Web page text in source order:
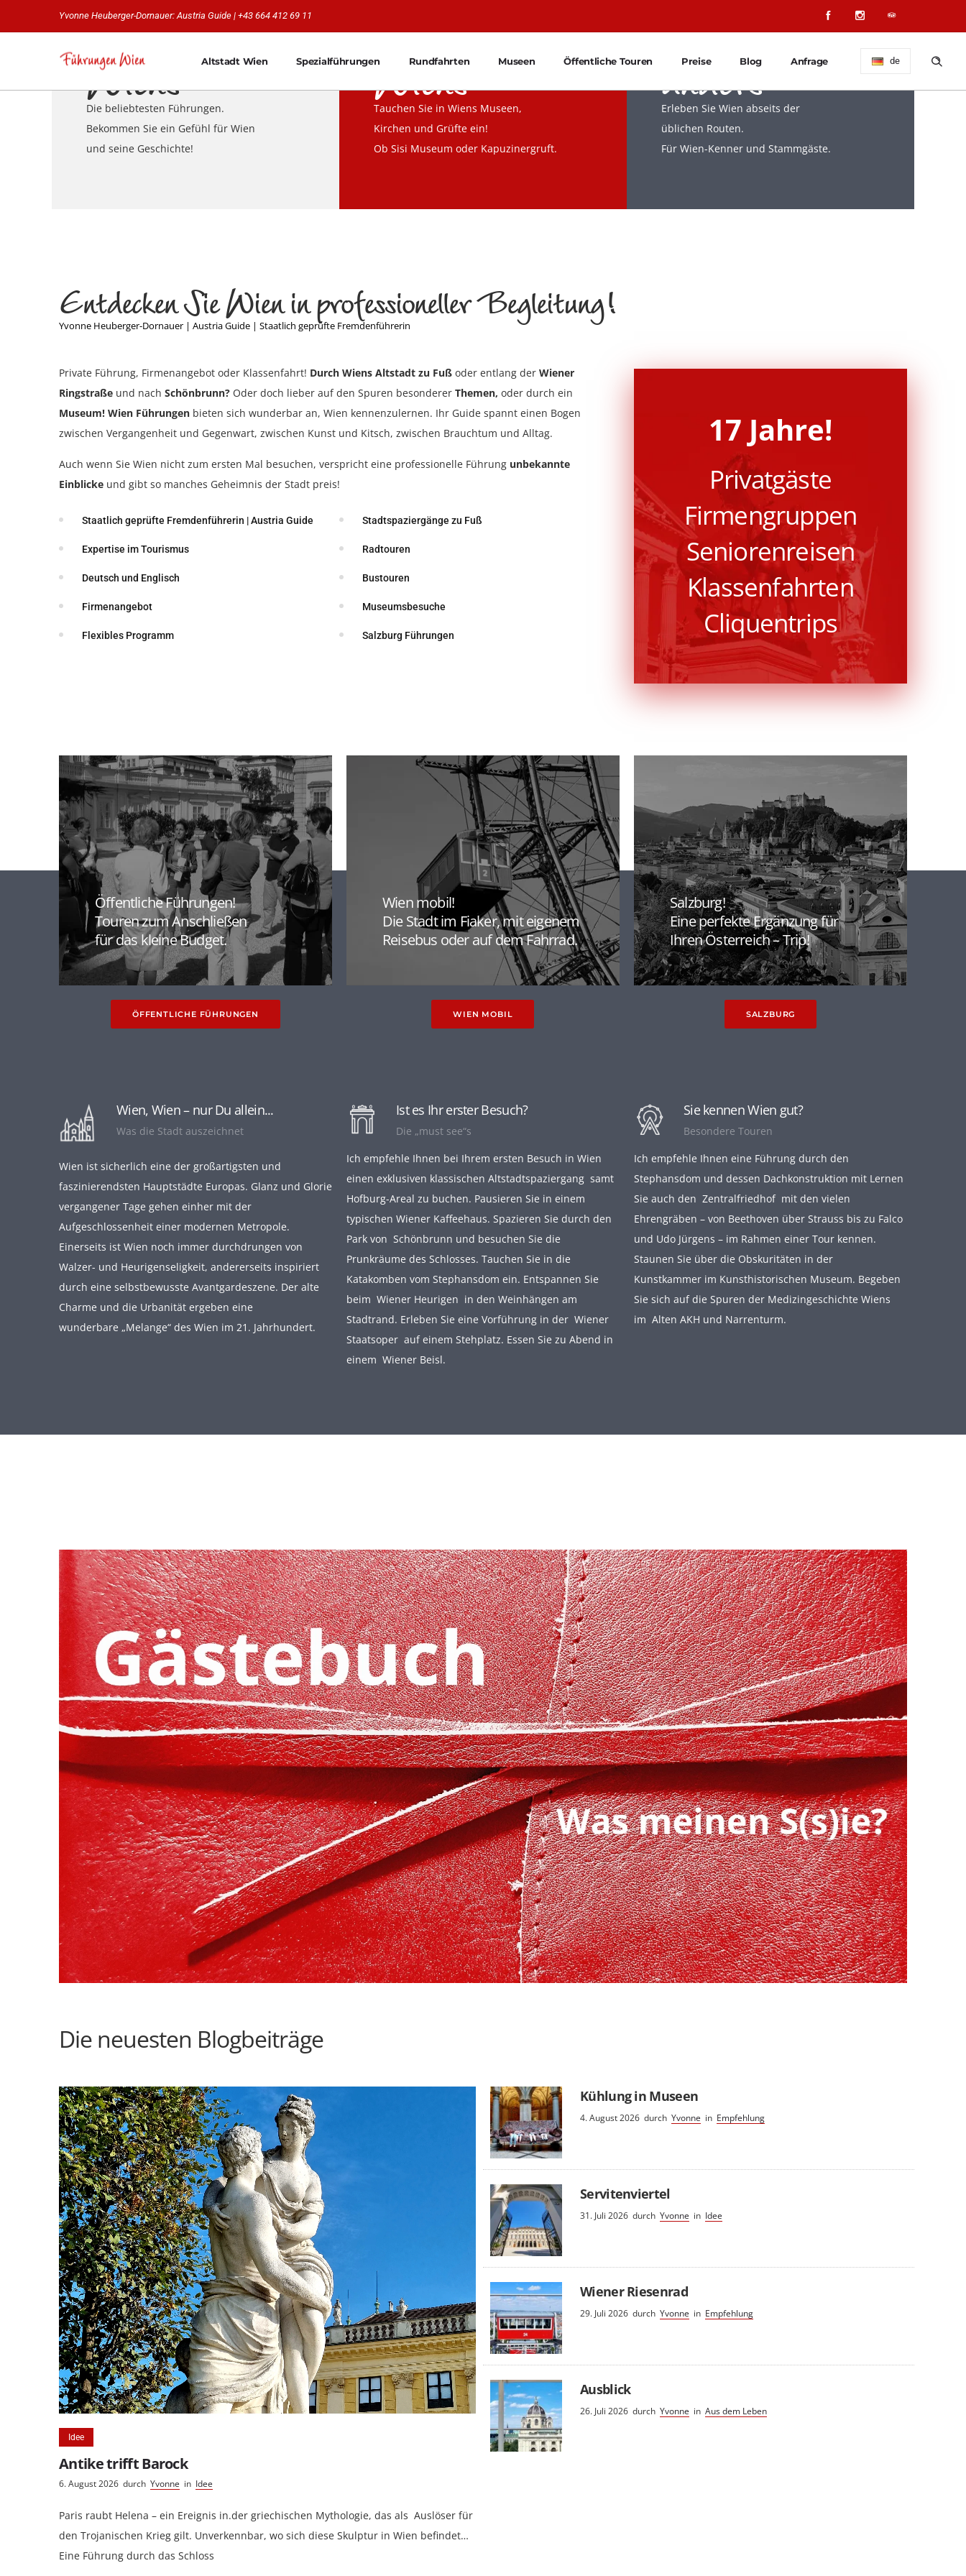
Yvonne Heuberger-Dornauer: Austria Guide | +43 664 412 69 11
de
Altstadt Wien Spezialführungen Rundfahrten Museen Öffentliche Touren Preise Blog Anfrage
Höhepunkte
Wiens
Die beliebtesten Führungen.
Bekommen Sie ein Gefühl für Wien
und seine Geschichte!
Schätze
Wiens
Tauchen Sie in Wiens Museen,
Kirchen und Grüfte ein!
Ob Sisi Museum oder Kapuzinergruft.
Wien mal
anders
Erleben Sie Wien abseits der
üblichen Routen.
Für Wien-Kenner und Stammgäste.
Entdecken Sie Wien in professioneller Begleitung!
Yvonne Heuberger-Dornauer | Austria Guide | Staatlich geprüfte Fremdenführerin
Private Führung, Firmenangebot oder Klassenfahrt! Durch Wiens Altstadt zu Fuß oder entlang der Wiener
Ringstraße und nach Schönbrunn? Oder doch lieber auf den Spuren besonderer Themen, oder durch ein
Museum! Wien Führungen bieten sich wunderbar an, Wien kennenzulernen. Ihr Guide spannt einen Bogen
zwischen Vergangenheit und Gegenwart, zwischen Kunst und Kitsch, zwischen Brauchtum und Alltag.
Auch wenn Sie Wien nicht zum ersten Mal besuchen, verspricht eine professionelle Führung unbekannte
Einblicke und gibt so manches Geheimnis der Stadt preis!
Staatlich geprüfte Fremdenführerin | Austria Guide
Expertise im Tourismus
Deutsch und Englisch
Firmenangebot
Flexibles Programm
Stadtspaziergänge zu Fuß
Radtouren
Bustouren
Museumsbesuche
Salzburg Führungen
17 Jahre!
Privatgäste
Firmengruppen
Seniorenreisen
Klassenfahrten
Cliquentrips
Öffentliche Führungen!
Touren zum Anschließen
für das kleine Budget.
Mehrmals im Monat zu fixen Terminen.
Aviso rund ein Monat vorab.
ÖFFENTLICHE FÜHRUNGEN
Wien mobil!
Die Stadt im Fiaker, mit eigenem
Reisebus oder auf dem Fahrrad.
Wien auf den ersten Blick.
Fotostopps nach Vereinbarung
WIEN MOBIL
Salzburg!
Eine perfekte Ergänzung für
Ihren Österreich – Trip!
Von den Ursprüngen der Stadt.
Bis zur belebten Gegenwart.
SALZBURG
Wien, Wien – nur Du allein...
Was die Stadt auszeichnet
Wien ist sicherlich eine der großartigsten und
faszinierendsten Hauptstädte Europas. Glanz und Glorie
vergangener Tage gehen einher mit der
Aufgeschlossenheit einer modernen Metropole.
Einerseits ist Wien noch immer durchdrungen von
Walzer- und Heurigenseligkeit, andererseits inspiriert
durch eine selbstbewusste Avantgardeszene. Der alte
Charme und die Urbanität ergeben eine
wunderbare „Melange“ des Wien im 21. Jahrhundert.
Ist es Ihr erster Besuch?
Die „must see“s
Ich empfehle Ihnen bei Ihrem ersten Besuch in Wien
einen exklusiven klassischen Altstadtspaziergang samt
Hofburg-Areal zu buchen. Pausieren Sie in einem
typischen Wiener Kaffeehaus. Spazieren Sie durch den
Park von Schönbrunn und besuchen Sie die
Prunkräume des Schlosses. Tauchen Sie in die
Katakomben vom Stephansdom ein. Entspannen Sie
beim Wiener Heurigen in den Weinhängen am
Stadtrand. Erleben Sie eine Vorführung in der Wiener
Staatsoper auf einem Stehplatz. Essen Sie zu Abend in
einem Wiener Beisl.
Sie kennen Wien gut?
Besondere Touren
Ich empfehle Ihnen eine Führung durch den
Stephansdom und dessen Dachkonstruktion mit Lernen
Sie auch den Zentralfriedhof mit den vielen
Ehrengräben – von Beethoven über Strauss bis zu Falco
und Udo Jürgens – im Rahmen einer Tour kennen.
Staunen Sie über die Obskuritäten in der
Kunstkammer im Kunsthistorischen Museum. Begeben
Sie sich auf die Spuren der Medizingeschichte Wiens
im Alten AKH und Narrenturm.
Die neuesten Blogbeiträge
Idee
Antike trifft Barock
6. August 2026 durch Yvonne in Idee
Paris raubt Helena – ein Ereignis in.der griechischen Mythologie, das als Auslöser für
den Trojanischen Krieg gilt. Unverkennbar, wo sich diese Skulptur in Wien befindet…
Eine Führung durch das Schloss
Kühlung in Museen
4. August 2026 durch Yvonne in Empfehlung
Servitenviertel
31. Juli 2026 durch Yvonne in Idee
Wiener Riesenrad
29. Juli 2026 durch Yvonne in Empfehlung
Ausblick
26. Juli 2026 durch Yvonne in Aus dem Leben